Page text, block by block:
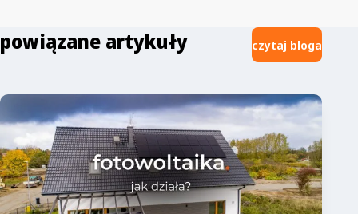
powiązane artykuły czytaj bloga